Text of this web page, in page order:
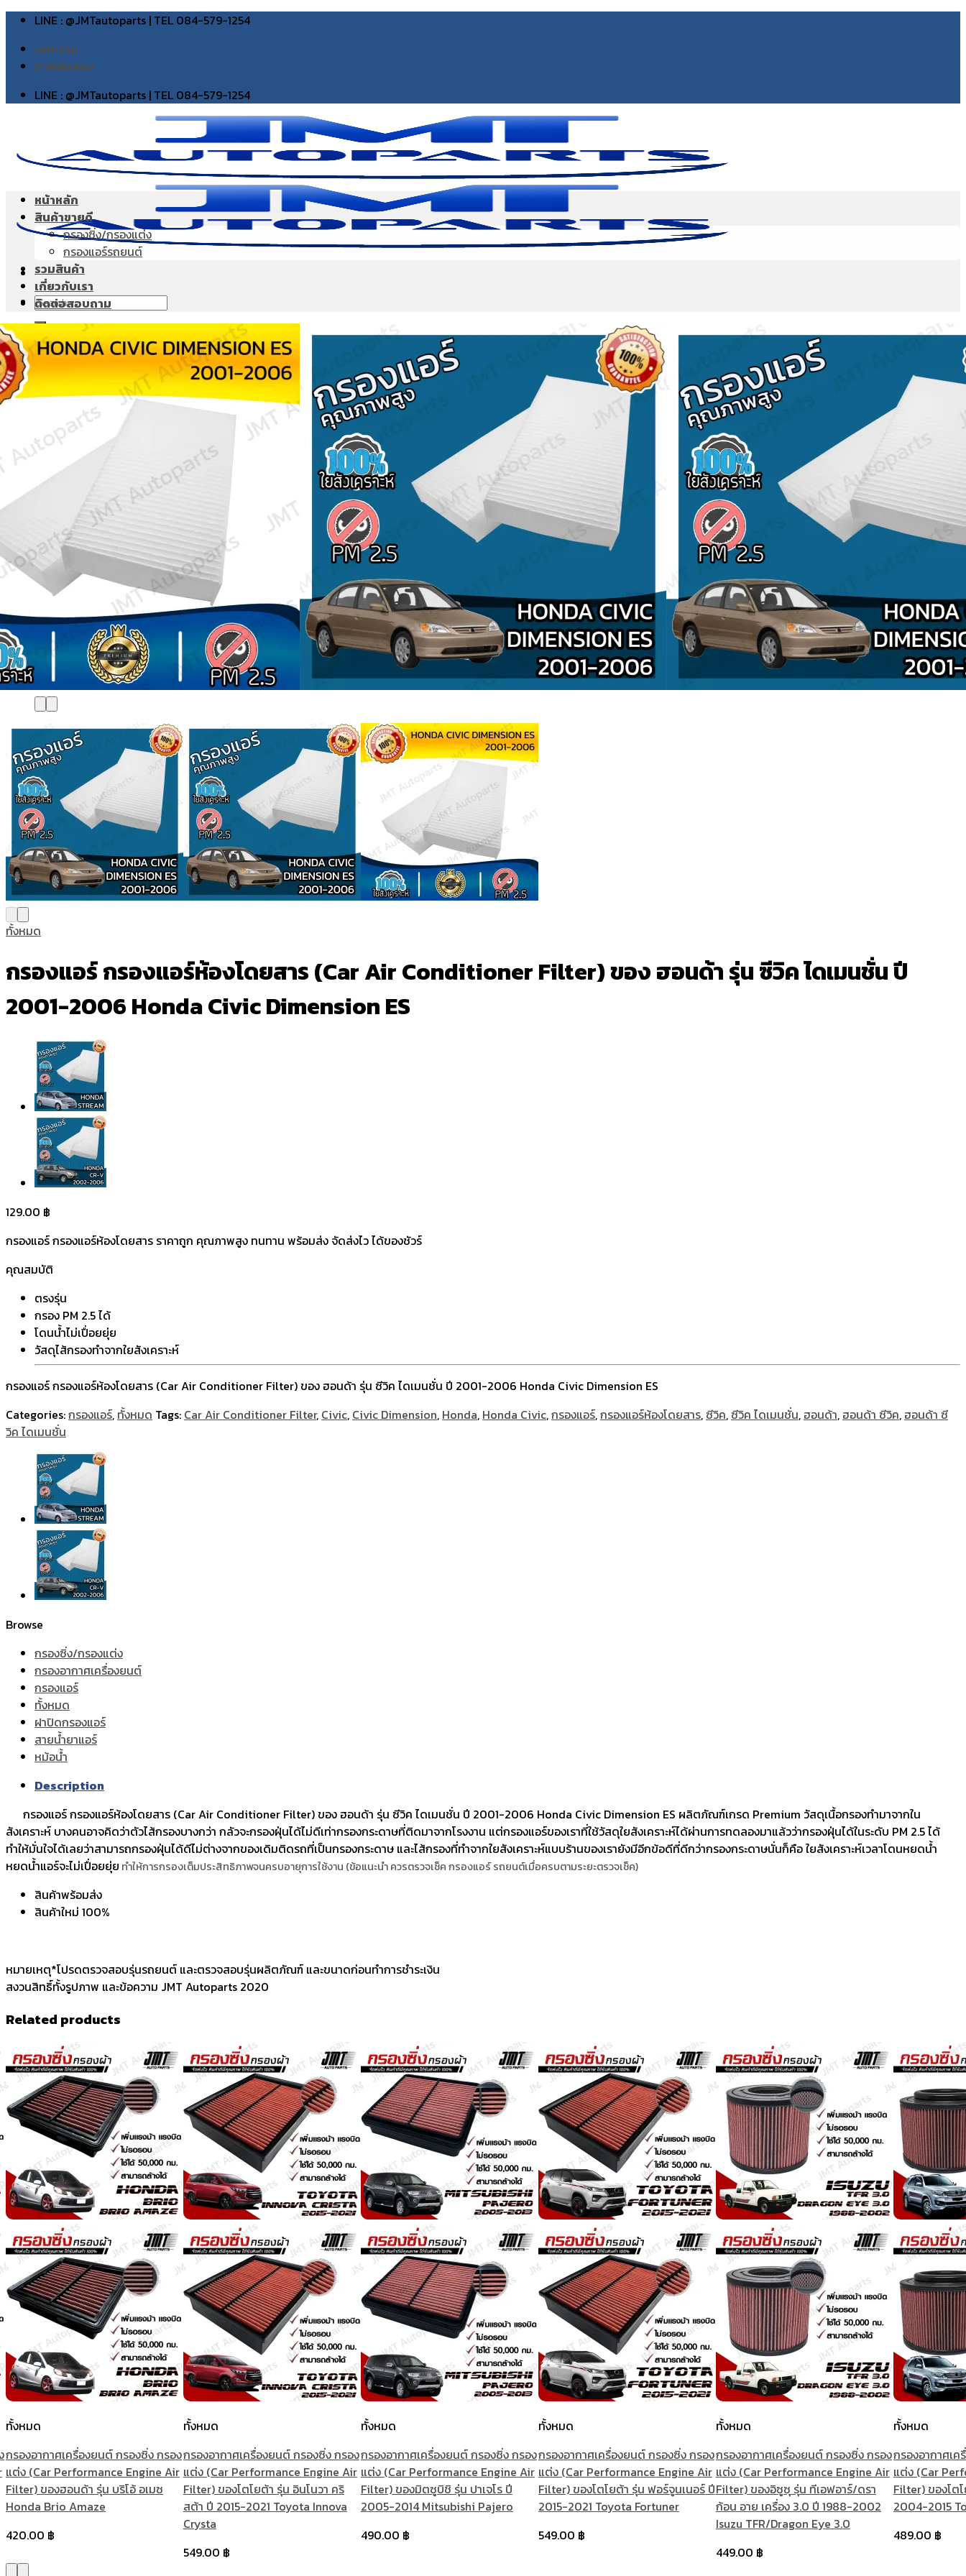
Skip
content
LINE : @JMTautoparts | TEL 084-579-1254
บทความ
ภาพส่งของ
LINE : @JMTautoparts | TEL 084-579-1254
Search
for:
Search
for:
หน้าหลัก
สินค้าขายดี
กรองซิ่ง/กรองแต่ง
กรองแอร์รถยนต์
รวมสินค้า
เกี่ยวกับเรา
ติดต่อสอบถาม
ทั้งหมด
กรองแอร์ กรองแอร์ห้องโดยสาร (Car Air Conditioner Filter) ของ ฮอนด้า รุ่น ซีวิค ไดเมนชั่น ปี
2001-2006 Honda Civic Dimension ES
129.00 ฿
กรองแอร์ กรองแอร์ห้องโดยสาร ราคาถูก คุณภาพสูง ทนทาน พร้อมส่ง จัดส่งไว ได้ของชัวร์
คุณสมบัติ
ตรงรุ่น
กรอง PM 2.5 ได้
โดนน้ำไม่เปื่อยยุ่ย
วัสดุไส้กรองทำจากใยสังเคราะห์
กรองแอร์ กรองแอร์ห้องโดยสาร (Car Air Conditioner Filter) ของ ฮอนด้า รุ่น ซีวิค ไดเมนชั่น ปี 2001-2006 Honda Civic Dimension ES
Categories:กรองแอร์, ทั้งหมด Tags: Car Air Conditioner Filter, Civic, Civic Dimension, Honda, Honda Civic,กรองแอร์,กรองแอร์ห้องโดยสาร, ซีวิค, ซีวิค ไดเมนชั่น, ฮอนด้า, ฮอนด้า ซีวิค, ฮอนด้า ซี
วิค ไดเมนชั่น
Browse
กรองซิ่ง/กรองแต่ง
กรองอากาศเครื่องยนต์
กรองแอร์
ทั้งหมด
ฝาปิดกรองแอร์
สายน้ำยาแอร์
หม้อน้ำ
Description
กรองแอร์ กรองแอร์ห้องโดยสาร (Car Air Conditioner Filter) ของ ฮอนด้า รุ่น ซีวิค ไดเมนชั่น ปี 2001-2006 Honda Civic Dimension ES ผลิตภัณฑ์เกรด Premium วัสดุเนื้อกรองทำมาจากใน
สังเคราะห์ บางคนอาจคิดว่าตัวไส้กรองบางกว่า กลัวจะกรองฝุ่นได้ไม่ดีเท่ากรองกระดาษที่ติดมาจากโรงงาน แต่กรองแอร์ของเราที่ใช้วัสดุใยสังเคราะห์ได้ผ่านการทดลองมาแล้วว่ากรองฝุ่นได้ในระดับ PM 2.5 ได้
ทำให้มั่นใจได้เลยว่าสามารถกรองฝุ่นได้ดีไม่ต่างจากของเดิมติดรถที่เป็นกรองกระดาษ และไส้กรองที่ทำจากใยสังเคราะห์แบบร้านของเรายังมีอีกข้อดีที่ดีกว่ากรองกระดาษนั่นก็คือ ใยสังเคราะห์เวลาโดนหยดน้ำ
หยดน้ำแอร์จะไม่เปื่อยยุ่ย ทำให้การกรองเต็มประสิทธิภาพจนครบอายุการใช้งาน (ข้อแนะนำ ควรตรวจเช็ค กรองแอร์ รถยนต์เมื่อครบตามระยะตรวจเช็ค)
สินค้าพร้อมส่ง
สินค้าใหม่ 100%
หมายเหตุ*โปรดตรวจสอบรุ่นรถยนต์ และตรวจสอบรุ่นผลิตภัณฑ์ และขนาดก่อนทำการชำระเงิน
สงวนสิทธิ์ทั้งรูปภาพ และข้อความ JMT Autoparts 2020
Related products
ทั้งหมด
กรองอากาศเครื่องยนต์ กรองซิ่ง กรอง
แต่ง (Car Performance Engine Air
Filter) ของฮอนด้า รุ่น บริโอ้ อเมซ
Honda Brio Amaze
420.00 ฿
ทั้งหมด
กรองอากาศเครื่องยนต์ กรองซิ่ง กรอง
แต่ง (Car Performance Engine Air
Filter) ของโตโยต้า รุ่น อินโนวา คริ
สต้า ปี 2015-2021 Toyota Innova
Crysta
549.00 ฿
ทั้งหมด
กรองอากาศเครื่องยนต์ กรองซิ่ง กรอง
แต่ง (Car Performance Engine Air
Filter) ของมิตซูบิชิ รุ่น ปาเจโร ปี
2005-2014 Mitsubishi Pajero
490.00 ฿
ทั้งหมด
กรองอากาศเครื่องยนต์ กรองซิ่ง กรอง
แต่ง (Car Performance Engine Air
Filter) ของโตโยต้า รุ่น ฟอร์จูนเนอร์ ปี
2015-2021 Toyota Fortuner
549.00 ฿
ทั้งหมด
กรองอากาศเครื่องยนต์ กรองซิ่ง กรอง
แต่ง (Car Performance Engine Air
Filter) ของอิซูซุ รุ่น ทีเอฟอาร์/ดรา
ก้อน อาย เครื่อง 3.0 ปี 1988-2002
Isuzu TFR/Dragon Eye 3.0
449.00 ฿
ทั้งหมด
กรองอากาศเ
แต่ง (Car
Filter) ของโต
2004-2015
489.00 ฿